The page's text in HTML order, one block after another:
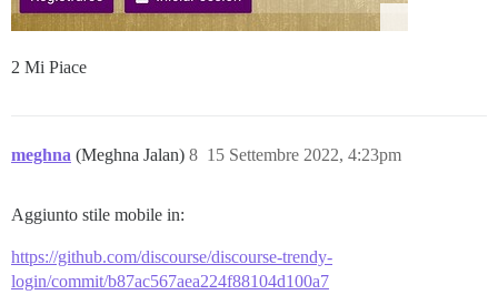
2 Mi Piace
meghna (Meghna Jalan) 15 Settembre 2022, 4:23pm
8
Aggiunto stile mobile in:
https://github.com/discourse/discourse-trendy-
login/commit/b87ac567aea224f88104d100a7